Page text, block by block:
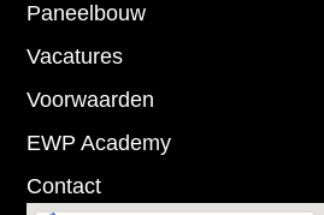
Paneelbouw
Vacatures
Voorwaarden
EWP Academy
Contact